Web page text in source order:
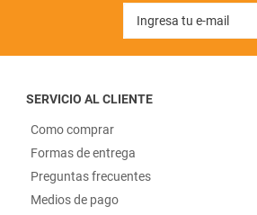
SERVICIO AL CLIENTE
Como comprar
Formas de entrega
Preguntas frecuentes
Medios de pago